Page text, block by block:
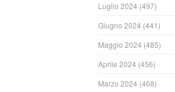
Luglio 2024 (497)
Giugno 2024 (441)
Maggio 2024 (485)
Aprile 2024 (456)
Marzo 2024 (468)